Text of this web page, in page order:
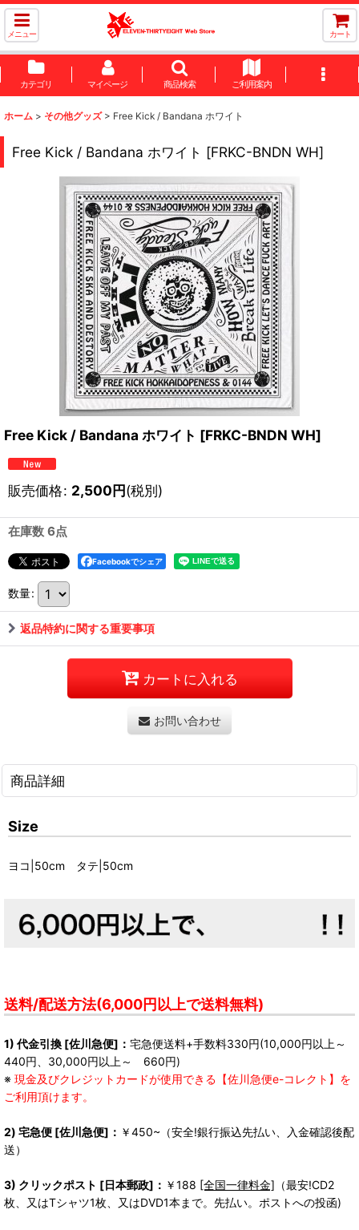
メニュー カート
カテゴリ マイページ 商品検索 ご利用案内
ホーム > その他グッズ > Free Kick / Bandana ホワイト
Free Kick / Bandana ホワイト [FRKC-BNDN WH]
Free Kick / Bandana ホワイト [FRKC-BNDN WH]
販売価格: 2,500円(税別)
在庫数 6点
Facebookでシェア
数量:
返品特約に関する重要事項
カートに入れる
お問い合わせ
商品詳細
Size
ヨコ|50cm タテ|50cm
送料/配送方法(6,000円以上で送料無料)
1) 代金引換 [佐川急便]： 宅急便送料+手数料330円(10,000円以上～
440円、30,000円以上～ 660円)
※ 現金及びクレジットカードが使用できる【佐川急便e-コレクト】を
ご利用頂けます。
2) 宅急便 [佐川急便]： ￥450~（安全!銀行振込先払い、入金確認後配
送）
3) クリックポスト [日本郵政]： ￥188 [全国一律料金] （最安!CD2
枚、又はTシャツ1枚、又はDVD1本まで。先払い。ポストへの投函)